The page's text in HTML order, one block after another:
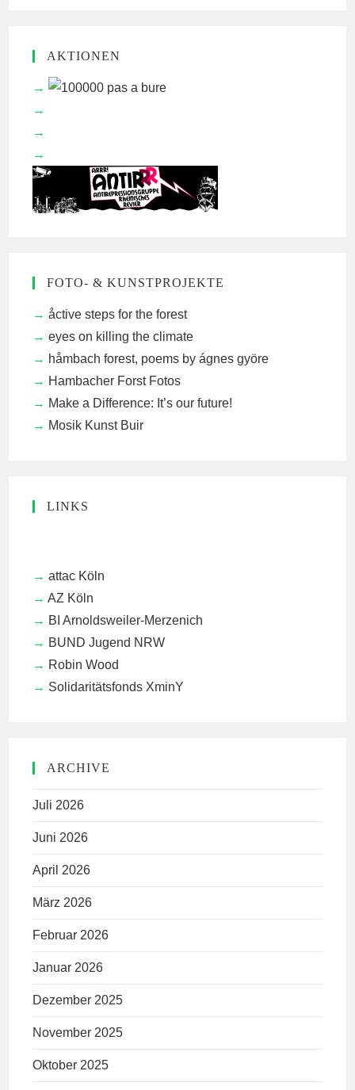
AKTIONEN
FOTO- & KUNSTPROJEKTE
åctive steps for the forest
eyes on killing the climate
håmbach forest, poems by ágnes györe
Hambacher Forst Fotos
Make a Difference: It’s our future!
Mosik Kunst Buir
LINKS
attac Köln
AZ Köln
BI Arnoldsweiler-Merzenich
BUND Jugend NRW
Robin Wood
Solidaritätsfonds XminY
ARCHIVE
Juli 2026
Juni 2026
April 2026
März 2026
Februar 2026
Januar 2026
Dezember 2025
November 2025
Oktober 2025